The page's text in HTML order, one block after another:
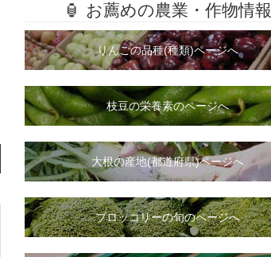
🏮 お薦めの農業・作物情報
りんごの品種(種類)ページへ
枝豆の栄養素のページへ
大根の産地(都道府県)ページへ
ブロッコリーの旬のページへ